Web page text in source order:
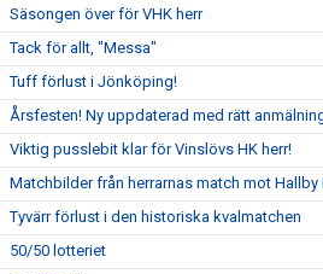
Säsongen över för VHK herr
Tack för allt, "Messa"
Tuff förlust i Jönköping!
Årsfesten! Ny uppdaterad med rätt
Viktig pusslebit klar för Vinslövs HK herr!
Matchbilder från herrarnas match mot Hallby
Tyvärr förlust i den historiska kvalmatchen
50/50 lotteriet